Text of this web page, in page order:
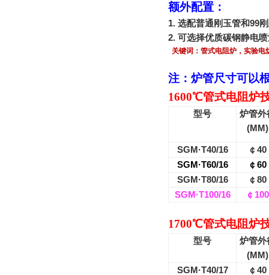
额外配置：
1. 选配普通刚玉管和99
2. 可选择优质碳钢静电
关键词： 管式电阻炉 ，实验电
注：炉管尺寸可以
1600℃管式电阻炉
型号
炉管外
(MM)
SGM·T40/16 ￠ 40
SGM·T60/16
￠ 60
SGM·T80/16
￠ 80
SGM·T100/16
￠ 100
1700℃管式电阻炉
型号
炉管外
(MM)
SGM·T40/17
￠ 40